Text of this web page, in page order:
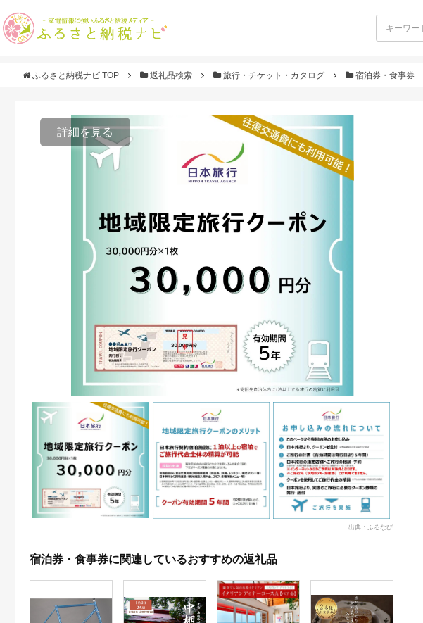
ふるさと納税ナビ TOP 返礼品検索 旅行・チケット・カタログ 宿泊券・食事券
詳細を見る
出典：ふるなび
宿泊券・食事券に関連しているおすすめの返礼品